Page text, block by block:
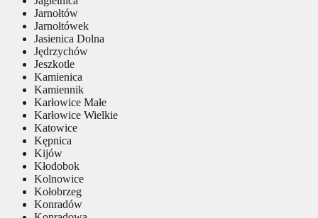
Jarnołtów
Jarnołtówek
Jasienica Dolna
Jędrzychów
Jeszkotle
Kamienica
Kamiennik
Karłowice Małe
Karłowice Wielkie
Katowice
Kępnica
Kijów
Kłodobok
Kolnowice
Kołobrzeg
Konradów